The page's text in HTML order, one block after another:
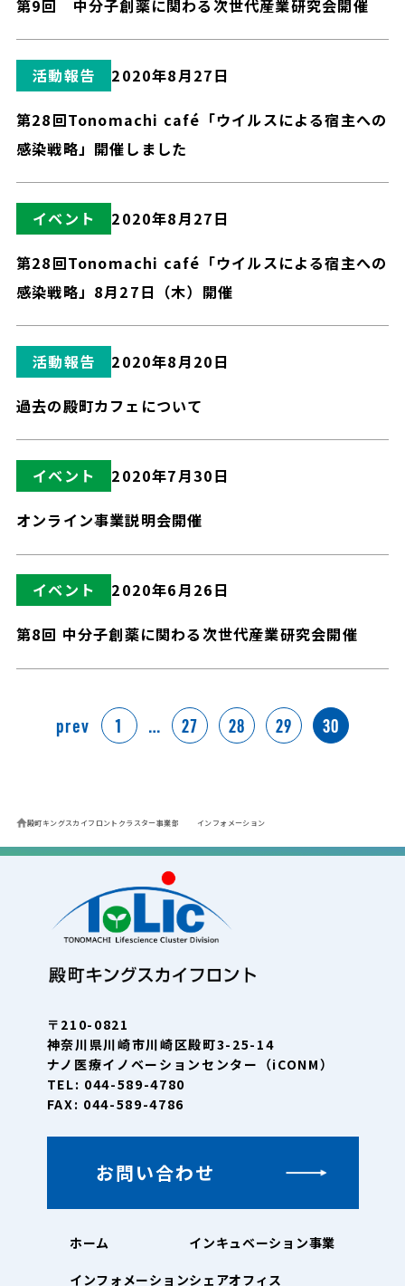
第9回 中分子創薬に関わる次世代産業研究会開催
活動報告 2020年8月27日
第28回Tonomachi café「ウイルスによる宿主への
感染戦略」開催しました
イベント 2020年8月27日
第28回Tonomachi café「ウイルスによる宿主への
感染戦略」8月27日（木）開催
活動報告 2020年8月20日
過去の殿町カフェについて
イベント 2020年7月30日
オンライン事業説明会開催
イベント 2020年6月26日
第8回 中分子創薬に関わる次世代産業研究会開催
prev 1 … 27 28 29 30
殿町キングスカイフロントクラスター事業部 インフォメーション
〒210-0821
神奈川県川崎市川崎区殿町3-25-14
ナノ医療イノベーションセンター（iCONM）
TEL: 044-589-4780
FAX: 044-589-4786
お問い合わせ
ホーム
インフォメーション
インキュベーション事業
シェアオフィス